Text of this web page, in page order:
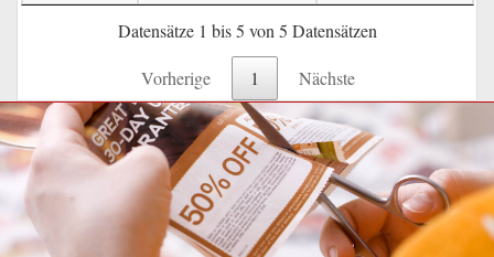
Datensätze 1 bis 5 von 5 Datensätzen
Vorherige 1 Nächste